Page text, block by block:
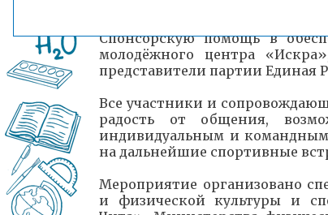
Спонсорскую помощь в
молодёжного центра
представители партии Единая
Все участники и
радость от общения,
индивидуальным и командным
на дальнейшие спортивные
Мероприятие организовано
и физической культуры и